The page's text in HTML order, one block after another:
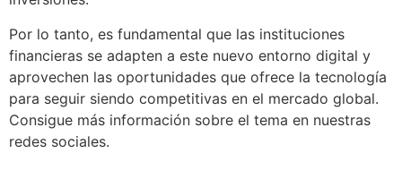
Por lo tanto, es fundamental que las instituciones
financieras se adapten a este nuevo entorno digital y
aprovechen las oportunidades que ofrece la tecnología
para seguir siendo competitivas en el mercado global.
Consigue más información sobre el tema en nuestras
redes sociales.